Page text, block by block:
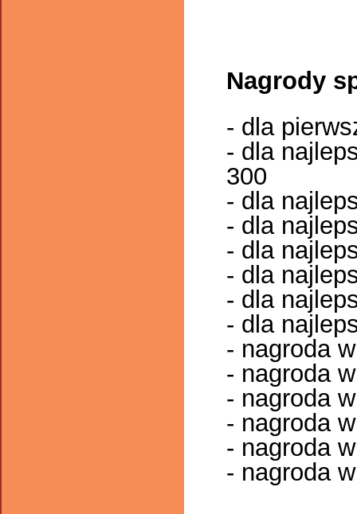
Nagrody
- dla
- dla
300
- dla
- dla
- dla
- dla
- dla
- dla
- nagroda
- nagroda
- nagroda
- nagroda
- nagroda
- nagroda